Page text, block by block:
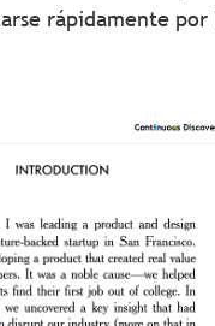
rápidamente por